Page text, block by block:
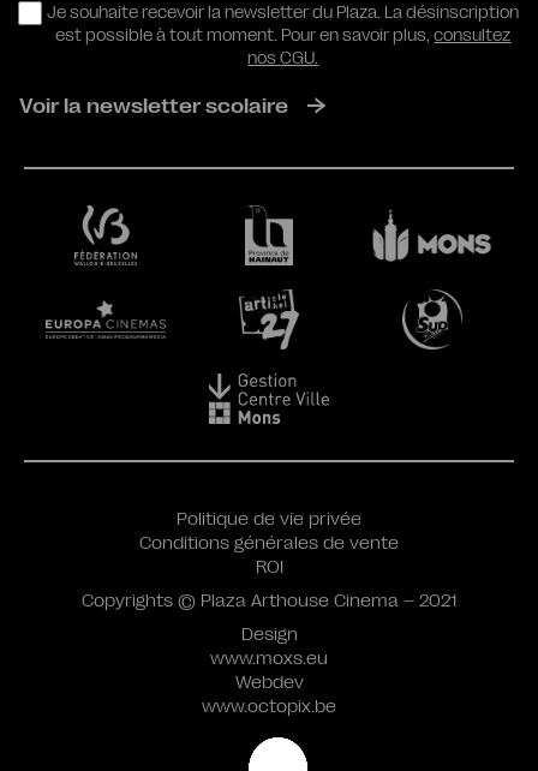
RGPD
Je souhaite recevoir la newsletter du Plaza. La désinscription
est possible à tout moment. Pour en savoir plus,consultez
nos CGU.
Voir la newsletter scolaire
Design
www.moxs.eu
Webdev
www.octopix.be
Politique de vie privée
Conditions générales de vente
ROI
Copyrights © Plaza Arthouse Cinema – 2021